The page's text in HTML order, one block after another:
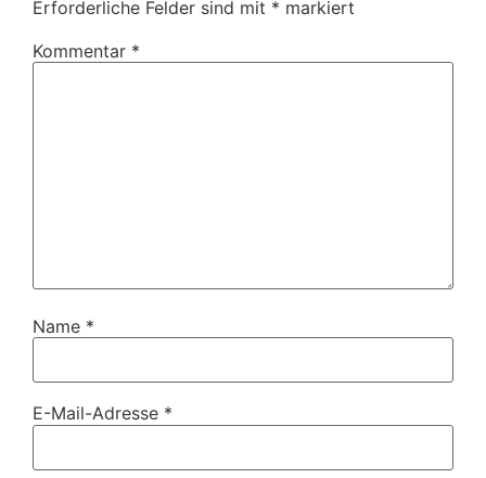
Erforderliche Felder sind mit * markiert
Kommentar *
Name *
E-Mail-Adresse *